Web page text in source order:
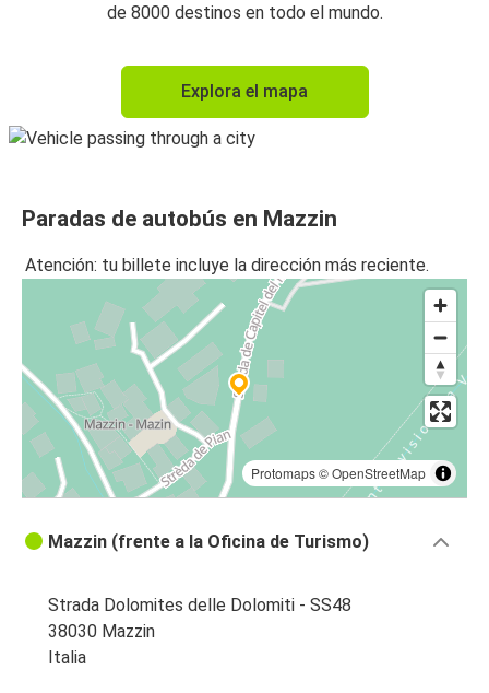
de 8000 destinos en todo el mundo.
Explora el mapa
Paradas de autobús en Mazzin
Atención: tu billete incluye la dirección más reciente.
Protomaps©OpenStreetMap
Mazzin (frente a la Oficina de Turismo)
Strada Dolomites delle Dolomiti - SS48
38030 Mazzin
Italia